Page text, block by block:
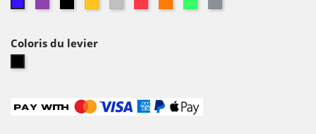
Coloris du levier